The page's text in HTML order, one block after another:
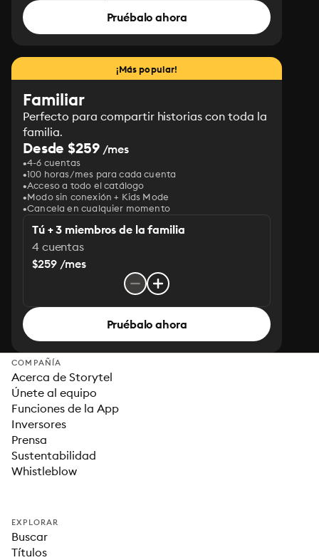
Pruébalo ahora
¡Más popular!
Familiar
Perfecto para compartir historias con toda la
familia.
Desde $259/mes
4-6 cuentas
100 horas/mes para cada cuenta
Acceso a todo el catálogo
Modo sin conexión + Kids Mode
Cancela en cualquier momento
Tú + 3 miembros de la familia
4 cuentas
$259 /mes
Pruébalo ahora
COMPAÑÍA
Acerca de Storytel
Únete al equipo
Funciones de la App
Inversores
Prensa
Sustentabilidad
Whistleblow
EXPLORAR
Buscar
Títulos